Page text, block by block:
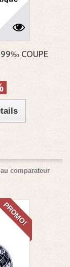
COUPE
comparateur
PROMO!